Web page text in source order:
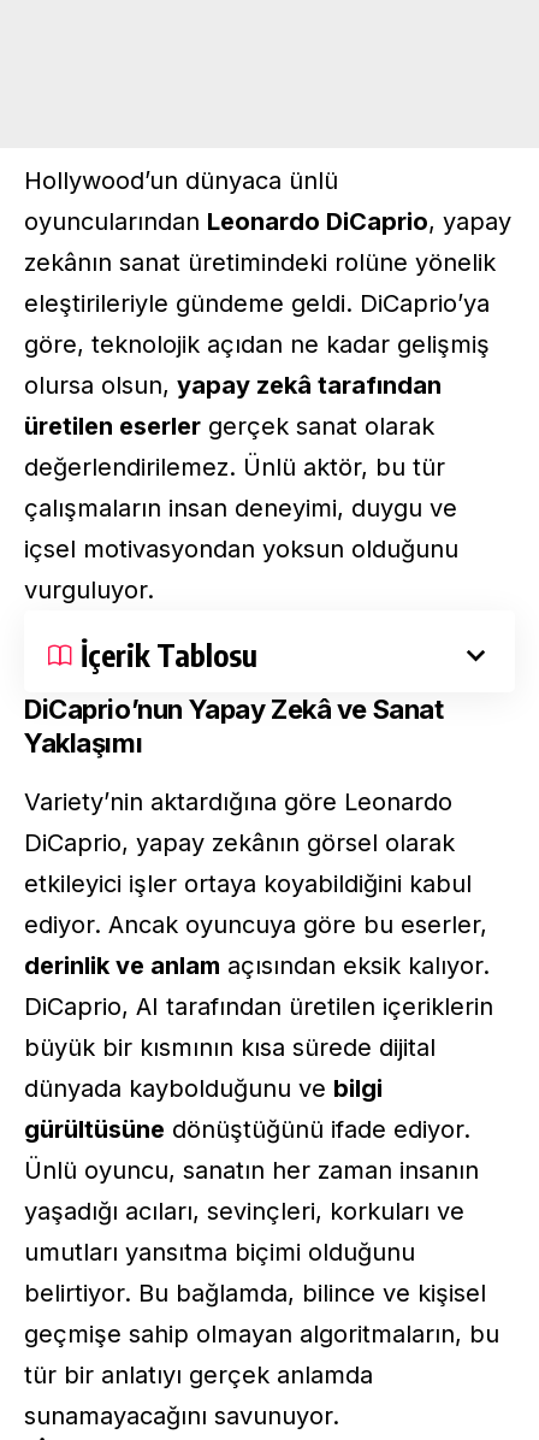
Hollywood’un dünyaca ünlü
oyuncularından Leonardo DiCaprio, yapay
zekânın sanat üretimindeki rolüne yönelik
eleştirileriyle gündeme geldi. DiCaprio’ya
göre, teknolojik açıdan ne kadar gelişmiş
olursa olsun, yapay zekâ tarafından
üretilen eserler gerçek sanat olarak
değerlendirilemez. Ünlü aktör, bu tür
çalışmaların insan deneyimi, duygu ve
içsel motivasyondan yoksun olduğunu
vurguluyor.
İçerik Tablosu
DiCaprio’nun Yapay Zekâ ve Sanat
Yaklaşımı
Variety’nin aktardığına göre Leonardo
DiCaprio, yapay zekânın görsel olarak
etkileyici işler ortaya koyabildiğini kabul
ediyor. Ancak oyuncuya göre bu eserler,
derinlik ve anlam açısından eksik kalıyor.
DiCaprio, AI tarafından üretilen içeriklerin
büyük bir kısmının kısa sürede dijital
dünyada kaybolduğunu ve bilgi
gürültüsüne dönüştüğünü ifade ediyor.
Ünlü oyuncu, sanatın her zaman insanın
yaşadığı acıları, sevinçleri, korkuları ve
umutları yansıtma biçimi olduğunu
belirtiyor. Bu bağlamda, bilince ve kişisel
geçmişe sahip olmayan algoritmaların, bu
tür bir anlatıyı gerçek anlamda
sunamayacağını savunuyor.